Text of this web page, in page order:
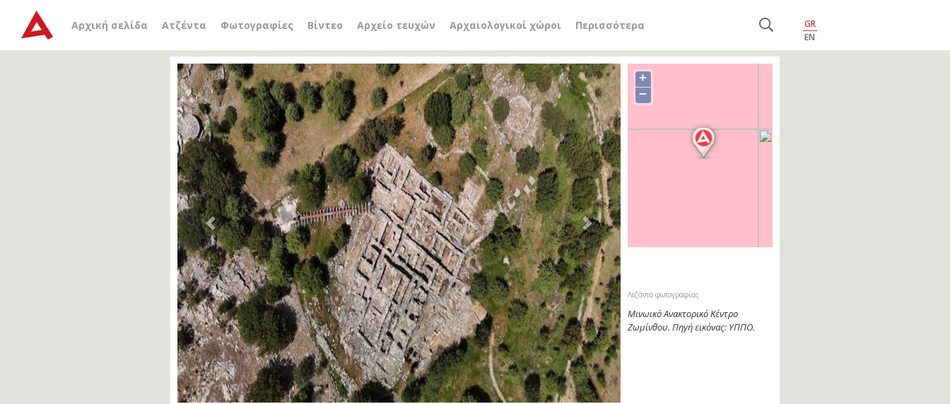
Αρχική σελίδα Ατζέντα Φωτογραφίες Βίντεο Αρχείο τευχών Αρχαιολογικοί χώροι Περισσότερα
GR
EN
Previous Next
+
−
Λεζάντα φωτογραφίας
Μινωικό Ανακτορικό Κέντρο
Ζωμίνθου. Πηγή εικόνας: ΥΠΠΟ.